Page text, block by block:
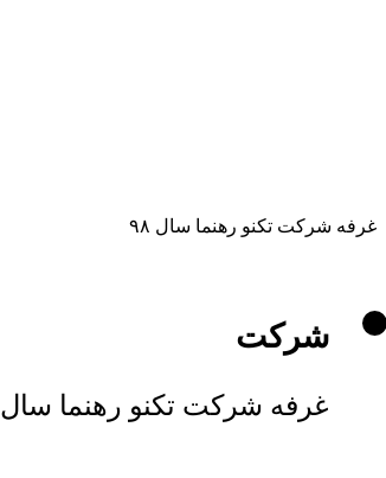
غرفه شرکت تکنو رهنما سال ۹۸
شرکت
غرفه شرکت تکنو رهنما سال ۹۸